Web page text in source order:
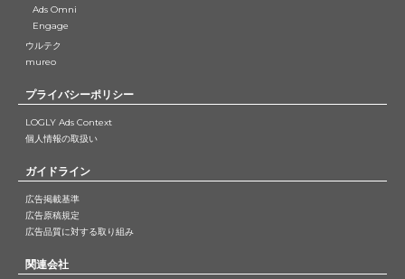
Ads Omni
Engage
ウルテク
mureo
プライバシーポリシー
LOGLY Ads Context
個人情報の取扱い
ガイドライン
広告掲載基準
広告原稿規定
広告品質に対する取り組み
関連会社